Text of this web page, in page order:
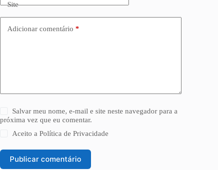
Site
Adicionar comentário *
Salvar meu nome, e-mail e site neste navegador para a
próxima vez que eu comentar.
Aceito aPolítica de Privacidade
Publicar comentário